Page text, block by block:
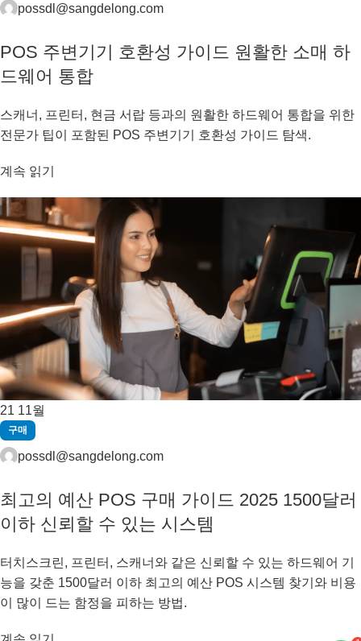
possdl@sangdelong.com
POS 주변기기 호환성 가이드 원활한 소매 하
드웨어 통합
스캐너, 프린터, 현금 서랍 등과의 원활한 하드웨어 통합을 위한
전문가 팁이 포함된 POS 주변기기 호환성 가이드 탐색.
계속 읽기
21 11월
구매
possdl@sangdelong.com
최고의 예산 POS 구매 가이드 2025 1500달러
이하 신뢰할 수 있는 시스템
터치스크린, 프린터, 스캐너와 같은 신뢰할 수 있는 하드웨어 기
능을 갖춘 1500달러 이하 최고의 예산 POS 시스템 찾기와 비용
이 많이 드는 함정을 피하는 방법.